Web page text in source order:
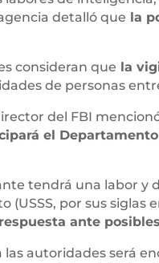
detalló que la
consideran que la
de personas
del FBI
el
tendrá una labor y
(USSS, por sus
ante
las autoridades será